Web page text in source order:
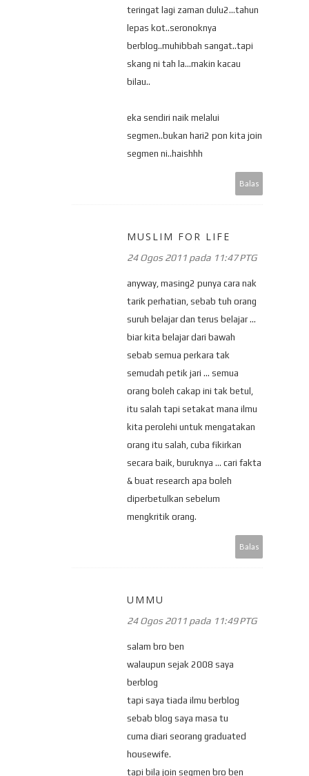
teringat lagi zaman dulu2...tahun
lepas kot..seronoknya
berblog..muhibbah sangat..tapi
skang ni tah la...makin kacau
bilau..
eka sendiri naik melalui
segmen..bukan hari2 pon kita join
segmen ni..haishhh
Balas
MUSLIM FOR LIFE
24 Ogos 2011 pada 11:47 PTG
anyway, masing2 punya cara nak
tarik perhatian, sebab tuh orang
suruh belajar dan terus belajar ...
biar kita belajar dari bawah
sebab semua perkara tak
semudah petik jari ... semua
orang boleh cakap ini tak betul,
itu salah tapi setakat mana ilmu
kita perolehi untuk mengatakan
orang itu salah, cuba fikirkan
secara baik, buruknya ... cari fakta
& buat research apa boleh
diperbetulkan sebelum
mengkritik orang.
Balas
UMMU
24 Ogos 2011 pada 11:49 PTG
salam bro ben
walaupun sejak 2008 saya
berblog
tapi saya tiada ilmu berblog
sebab blog saya masa tu
cuma diari seorang graduated
housewife.
tapi bila join segmen bro ben